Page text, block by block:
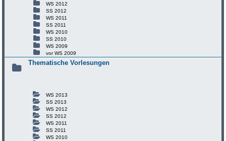
WS 2012
SS 2012
WS 2011
SS 2011
WS 2010
SS 2010
WS 2009
vor WS 2009
Thematische Vorlesungen
WS 2013
SS 2013
WS 2012
SS 2012
WS 2011
SS 2011
WS 2010